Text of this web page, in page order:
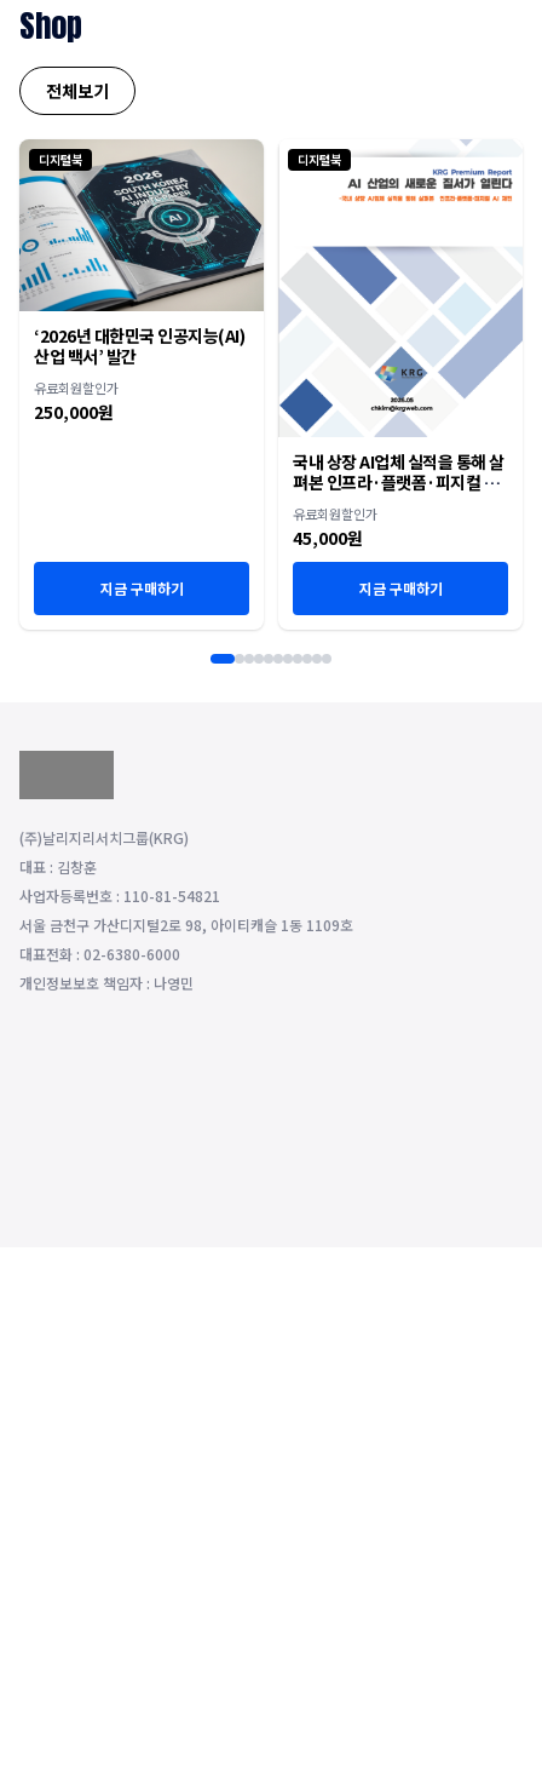
Shop
전체보기
디지털북
‘2026년 대한민국 인공지능(AI)
산업 백서’ 발간
유료회원할인가
250,000원
지금 구매하기
디지털북
국내 상장 AI업체 실적을 통해 살
펴본 인프라·플랫폼·피지컬 AI
유료회원할인가
45,000원
지금 구매하기
(주)날리지리서치그룹(KRG)
대표 : 김창훈
사업자등록번호 : 110-81-54821
서울 금천구 가산디지털2로 98, 아이티캐슬 1동 1109호
대표전화 : 02-6380-6000
개인정보보호 책임자 : 나영민